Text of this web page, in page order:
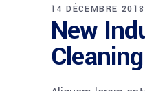
14 DÉCEMBRE 2018
New